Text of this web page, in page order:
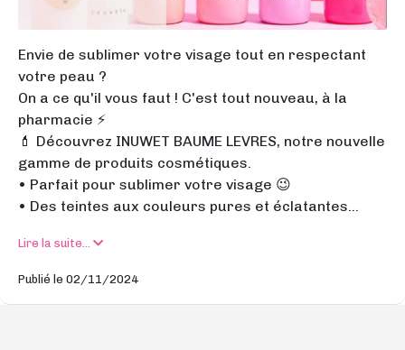
Envie de sublimer votre visage tout en respectant
votre peau ?
On a ce qu'il vous faut ! C'est tout nouveau, à la
pharmacie ⚡️
💄 Découvrez INUWET BAUME LEVRES, notre nouvelle
gamme de produits cosmétiques.
• Parfait pour sublimer votre visage 😉
• Des teintes aux couleurs pures et éclatantes...
Lire la suite...
Publié le 02/11/2024